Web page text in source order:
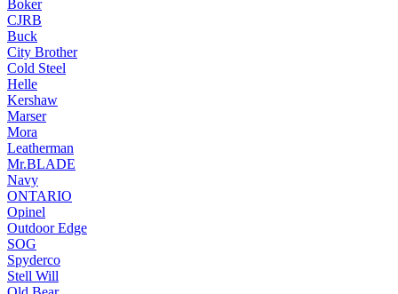
Boker
CJRB
Buck
City Brother
Cold Steel
Helle
Kershaw
Marser
Mora
Leatherman
Mr.BLADE
Navy
ONTARIO
Opinel
Outdoor Edge
SOG
Spyderco
Stell Will